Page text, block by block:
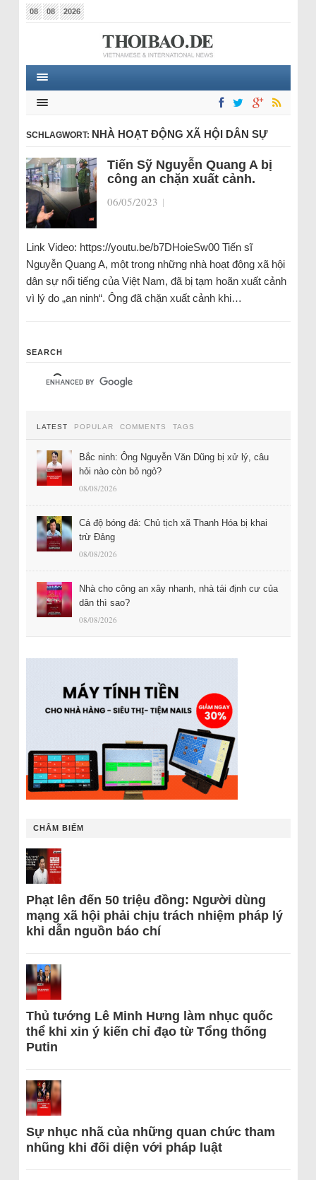
08 08 2026
SCHLAGWORT: NHÀ HOẠT ĐỘNG XÃ HỘI DÂN SỰ
Tiến Sỹ Nguyễn Quang A bị
công an chặn xuất cảnh.
06/05/2023 |
Link Video: https://youtu.be/b7DHoieSw00 Tiến sĩ
Nguyễn Quang A, một trong những nhà hoạt động xã hội
dân sự nổi tiếng của Việt Nam, đã bị tạm hoãn xuất cảnh
vì lý do „an ninh“. Ông đã chặn xuất cảnh khi…
SEARCH
LATEST POPULAR COMMENTS TAGS
Bắc ninh: Ông Nguyễn Văn Dũng bị xử lý, câu
hỏi nào còn bỏ ngỏ?
08/08/2026
Cá độ bóng đá: Chủ tịch xã Thanh Hóa bị khai
trừ Đảng
08/08/2026
Nhà cho công an xây nhanh, nhà tái định cư của
dân thì sao?
08/08/2026
CHÂM BIẾM
Phạt lên đến 50 triệu đồng: Người dùng
mạng xã hội phải chịu trách nhiệm pháp lý
khi dẫn nguồn báo chí
Thủ tướng Lê Minh Hưng làm nhục quốc
thể khi xin ý kiến chỉ đạo từ Tổng thống
Putin
Sự nhục nhã của những quan chức tham
nhũng khi đối diện với pháp luật